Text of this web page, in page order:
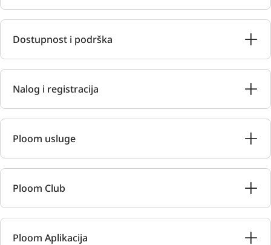
Dostupnost i podrška
Nalog i registracija
Ploom usluge
Ploom Club
Ploom Aplikacija